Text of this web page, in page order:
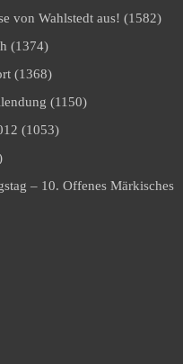
von Wahlstedt aus! (1582)
(1374)
(1368)
(1150)
(1053)
– 10. Offenes Märkisches